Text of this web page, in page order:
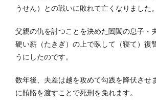
うせん）との戦いに敗れて亡くなりました。
父親の仇を討つことを決めた闔閭の息子・
硬い薪（たきぎ）の上で臥して（寝て）復
うにしたのです。
数年後、夫差は越を攻めて勾践を降伏させ
に賄賂を渡すことで死刑を免れます。